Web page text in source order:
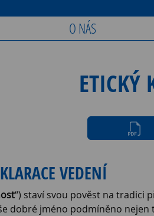
O NÁS
ETICKÝ
VEDENÍ
“) staví svou pověst na tradici
dobré jméno podmíněno